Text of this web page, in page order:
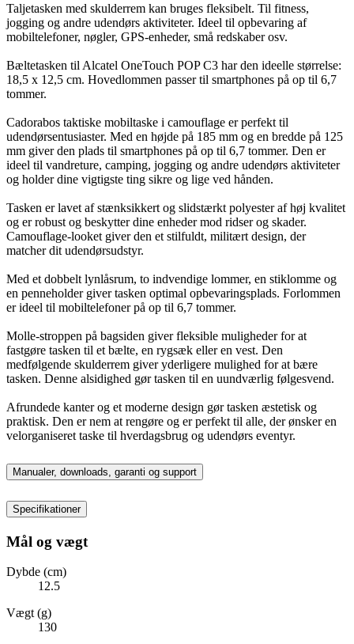
Taljetasken med skulderrem kan bruges fleksibelt. Til fitness,
jogging og andre udendørs aktiviteter. Ideel til opbevaring af
mobiltelefoner, nøgler, GPS-enheder, små redskaber osv.
Bæltetasken til Alcatel OneTouch POP C3 har den ideelle størrelse:
18,5 x 12,5 cm. Hovedlommen passer til smartphones på op til 6,7
tommer.
Cadorabos taktiske mobiltaske i camouflage er perfekt til
udendørsentusiaster. Med en højde på 185 mm og en bredde på 125
mm giver den plads til smartphones på op til 6,7 tommer. Den er
ideel til vandreture, camping, jogging og andre udendørs aktiviteter
og holder dine vigtigste ting sikre og lige ved hånden.
Tasken er lavet af stænksikkert og slidstærkt polyester af høj kvalitet
og er robust og beskytter dine enheder mod ridser og skader.
Camouflage-looket giver den et stilfuldt, militært design, der
matcher dit udendørsudstyr.
Med et dobbelt lynlåsrum, to indvendige lommer, en stiklomme og
en penneholder giver tasken optimal opbevaringsplads. Forlommen
er ideel til mobiltelefoner på op til 6,7 tommer.
Molle-stroppen på bagsiden giver fleksible muligheder for at
fastgøre tasken til et bælte, en rygsæk eller en vest. Den
medfølgende skulderrem giver yderligere mulighed for at bære
tasken. Denne alsidighed gør tasken til en uundværlig følgesvend.
Afrundede kanter og et moderne design gør tasken æstetisk og
praktisk. Den er nem at rengøre og er perfekt til alle, der ønsker en
velorganiseret taske til hverdagsbrug og udendørs eventyr.
Manualer, downloads, garanti og support
Specifikationer
Mål og vægt
Dybde (cm)
12.5
Vægt (g)
130